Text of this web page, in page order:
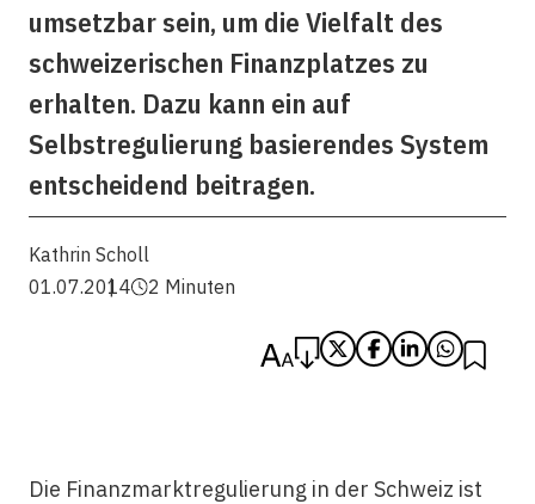
umsetzbar sein, um die Vielfalt des
schweizerischen Finanzplatzes zu
erhalten. Dazu kann ein auf
Selbstregulierung basierendes System
entscheidend beitragen.
Kathrin Scholl
01.07.2014
2 Minuten
Die Finanzmarktregulierung in der Schweiz ist